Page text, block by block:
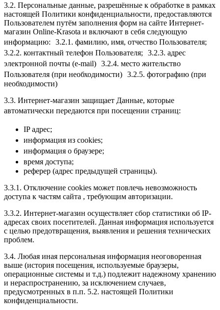
3.2. Персональные данные, разрешённые к обработке в рамках
настоящей Политики конфиденциальности, предоставляются
Пользователем путём заполнения форм на сайте Интернет-
магазин Online-Krasota и включают в себя следующую
информацию: 3.2.1. фамилию, имя, отчество Пользователя;
3.2.2. контактный телефон Пользователя; 3.2.3. адрес
электронной почты (e-mail) 3.2.4. место жительство
Пользователя (при необходимости) 3.2.5. фотографию (при
необходимости)
3.3. Интернет-магазин защищает Данные, которые
автоматически передаются при посещении страниц:
IP адрес;
информация из cookies;
информация о браузере;
время доступа;
реферер (адрес предыдущей страницы).
3.3.1. Отключение cookies может повлечь невозможность
доступа к частям сайта , требующим авторизации.
3.3.2. Интернет-магазин осуществляет сбор статистики об IP-
адресах своих посетителей. Данная информация используется
с целью предотвращения, выявления и решения технических
проблем.
3.4. Любая иная персональная информация неоговоренная
выше (история посещения, используемые браузеры,
операционные системы и т.д.) подлежит надежному хранению
и нераспространению, за исключением случаев,
предусмотренных в п.п. 5.2. настоящей Политики
конфиденциальности.